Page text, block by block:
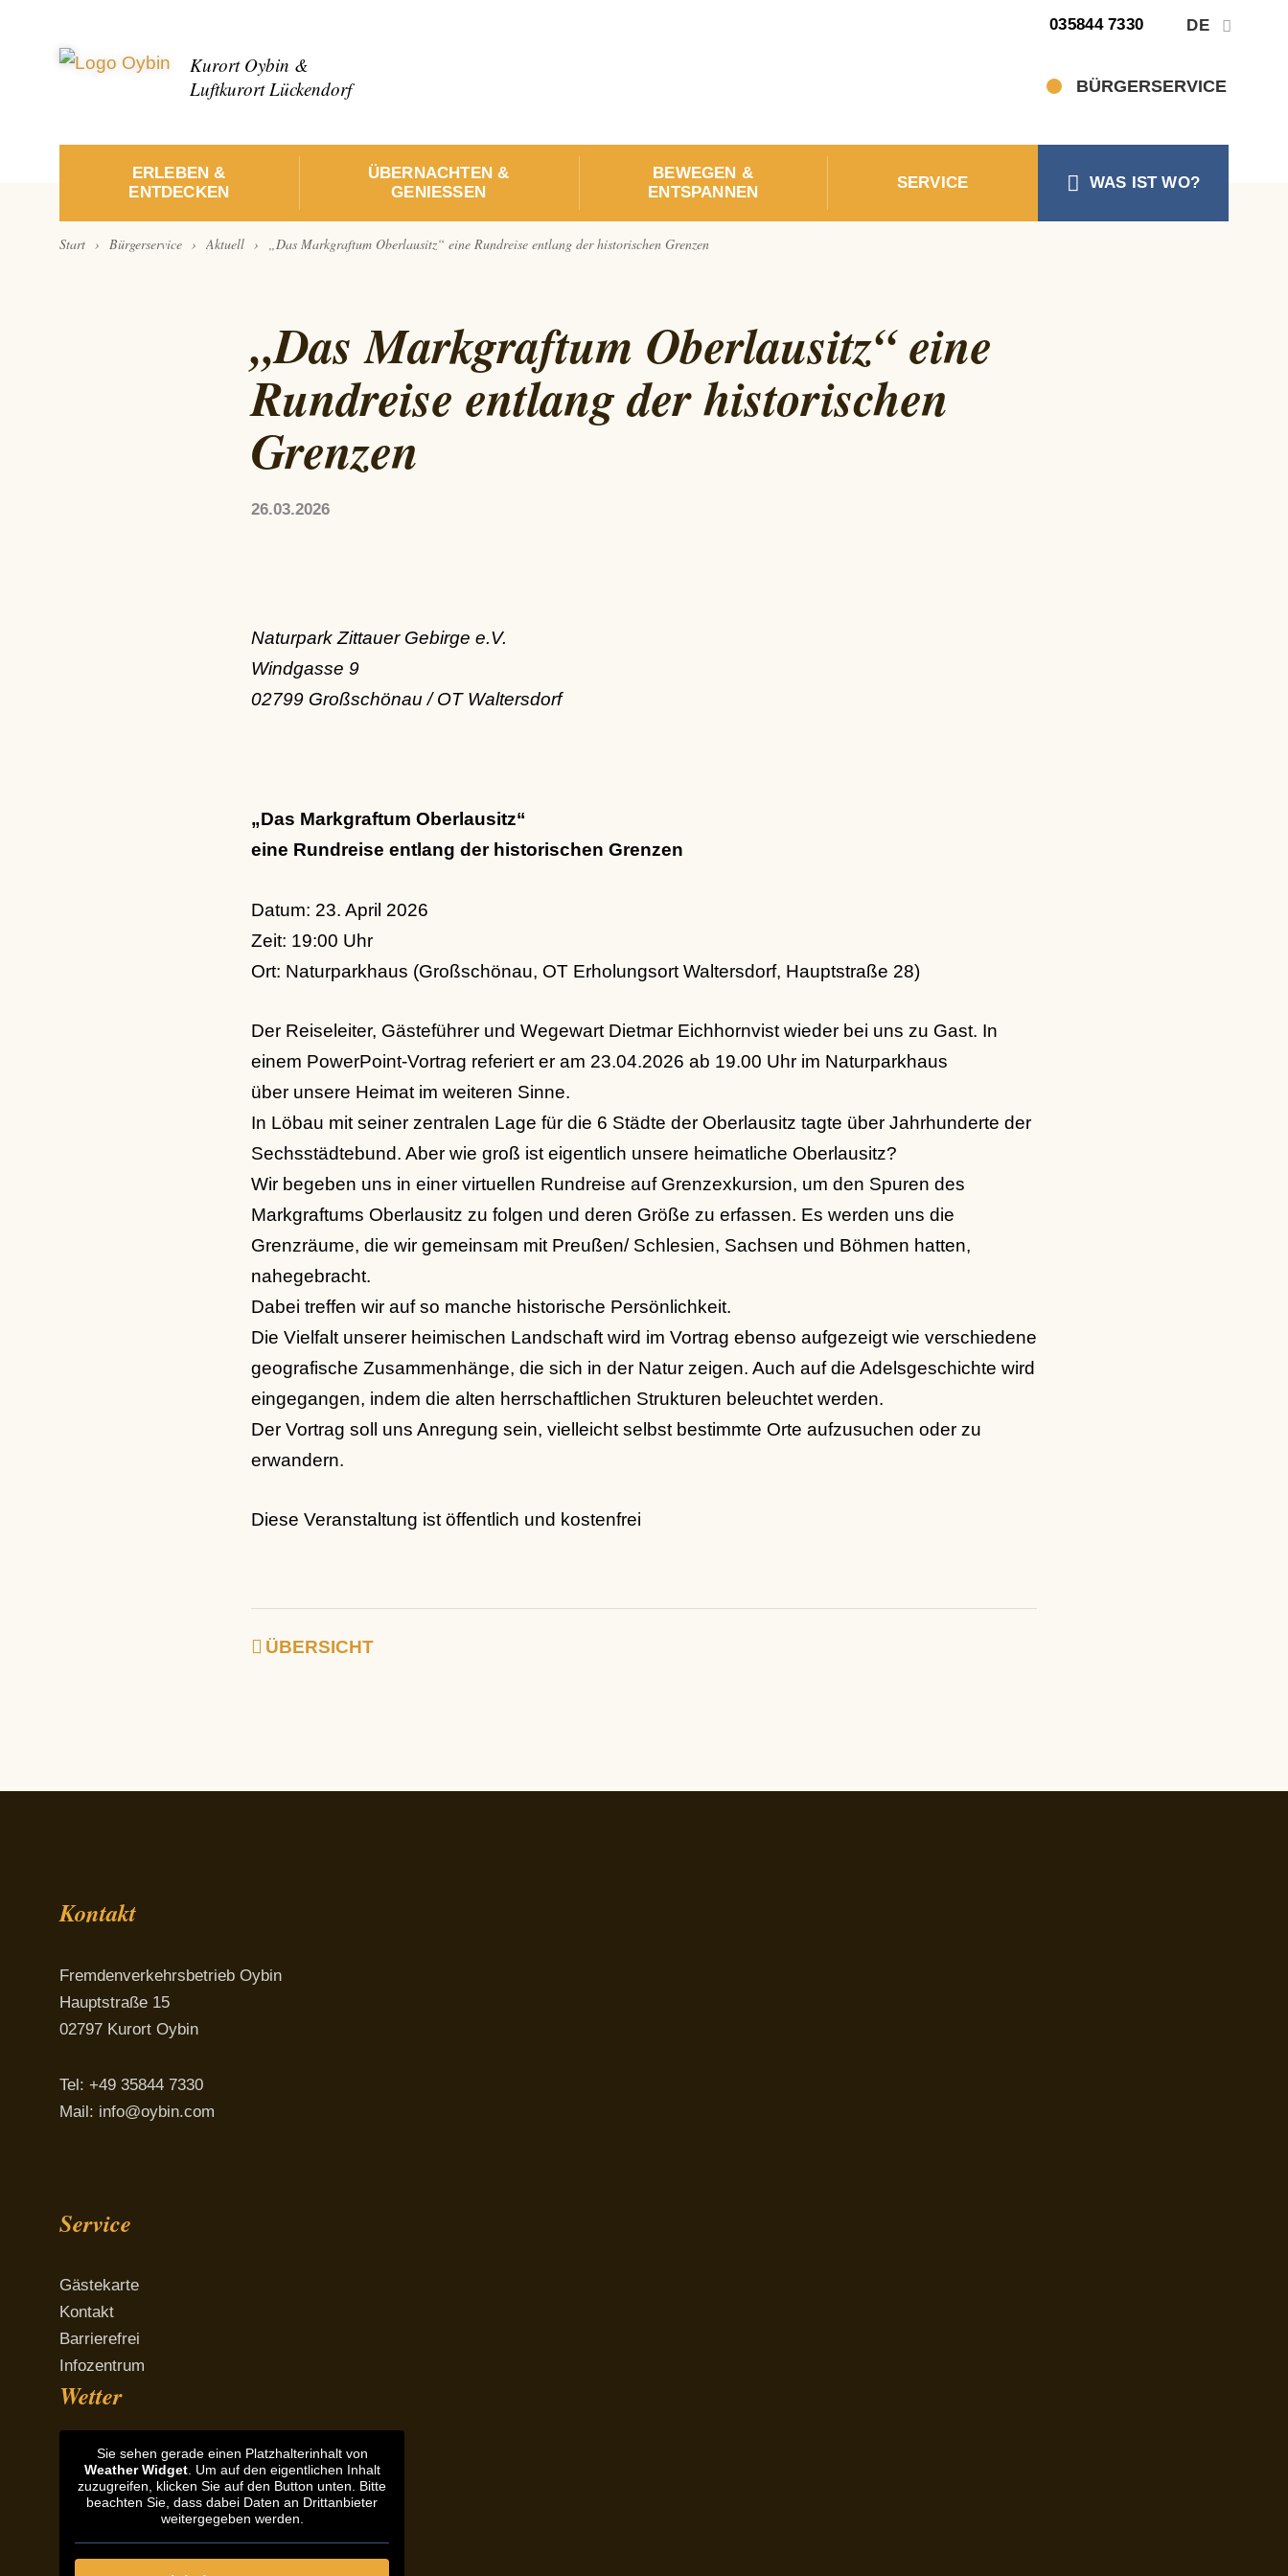
035844 7330 Suche
DE
Kurort Oybin &
Luftkurort Lückendorf
BÜRGERSERVICE
ERLEBEN &
ENTDECKEN
ÜBERNACHTEN &
GENIESSEN
BEWEGEN &
ENTSPANNEN
SERVICE WAS IST WO?
Start › Bürgerservice › Aktuell › „Das Markgraftum Oberlausitz“ eine Rundreise entlang der historischen Grenzen
„Das Markgraftum Oberlausitz“ eine
Rundreise entlang der historischen
Grenzen
26.03.2026
Naturpark Zittauer Gebirge e.V.
Windgasse 9
02799 Großschönau / OT Waltersdorf
„Das Markgraftum Oberlausitz“
eine Rundreise entlang der historischen Grenzen
Datum: 23. April 2026
Zeit: 19:00 Uhr
Ort: Naturparkhaus (Großschönau, OT Erholungsort Waltersdorf, Hauptstraße 28)
Der Reiseleiter, Gästeführer und Wegewart Dietmar Eichhornvist wieder bei uns zu Gast. In
einem PowerPoint-Vortrag referiert er am 23.04.2026 ab 19.00 Uhr im Naturparkhaus
über unsere Heimat im weiteren Sinne.
In Löbau mit seiner zentralen Lage für die 6 Städte der Oberlausitz tagte über Jahrhunderte der
Sechsstädtebund. Aber wie groß ist eigentlich unsere heimatliche Oberlausitz?
Wir begeben uns in einer virtuellen Rundreise auf Grenzexkursion, um den Spuren des
Markgraftums Oberlausitz zu folgen und deren Größe zu erfassen. Es werden uns die
Grenzräume, die wir gemeinsam mit Preußen/ Schlesien, Sachsen und Böhmen hatten,
nahegebracht.
Dabei treffen wir auf so manche historische Persönlichkeit.
Die Vielfalt unserer heimischen Landschaft wird im Vortrag ebenso aufgezeigt wie verschiedene
geografische Zusammenhänge, die sich in der Natur zeigen. Auch auf die Adelsgeschichte wird
eingegangen, indem die alten herrschaftlichen Strukturen beleuchtet werden.
Der Vortrag soll uns Anregung sein, vielleicht selbst bestimmte Orte aufzusuchen oder zu
erwandern.
Diese Veranstaltung ist öffentlich und kostenfrei
ÜBERSICHT
Kontakt
Fremdenverkehrsbetrieb Oybin
Hauptstraße 15
02797 Kurort Oybin
Tel: +49 35844 7330
Mail: info@oybin.com
Service
Gästekarte
Kontakt
Barrierefrei
Infozentrum
Wetter
Sie sehen gerade einen Platzhalterinhalt von
Weather Widget. Um auf den eigentlichen Inhalt
zuzugreifen, klicken Sie auf den Button unten. Bitte
beachten Sie, dass dabei Daten an Drittanbieter
weitergegeben werden.